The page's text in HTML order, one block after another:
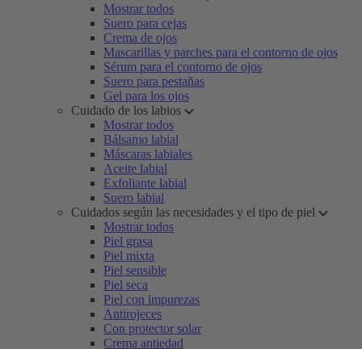
Mostrar todos
Suero para cejas
Crema de ojos
Mascarillas y parches para el contorno de ojos
Sérum para el contorno de ojos
Suero para pestañas
Gel para los ojos
Cuidado de los labios
Mostrar todos
Bálsamo labial
Máscaras labiales
Aceite labial
Exfoliante labial
Suero labial
Cuidados según las necesidades y el tipo de piel
Mostrar todos
Piel grasa
Piel mixta
Piel sensible
Piel seca
Piel con impurezas
Antirojeces
Con protector solar
Crema antiedad